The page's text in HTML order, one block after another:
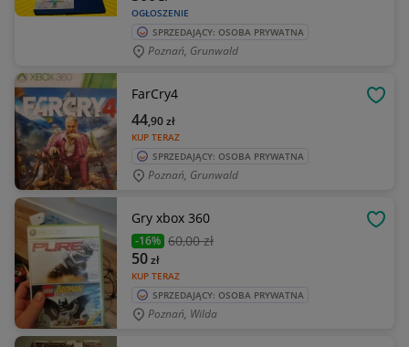
OGŁOSZENIE
SPRZEDAJĄCY: OSOBA PRYWATNA
Poznań, Grunwald
FarCry4
KUP TERAZ
44,90zł
SPRZEDAJĄCY: OSOBA PRYWATNA
Poznań, Grunwald
Gry xbox 360
-16% 60,00 zł
KUP TERAZ
50zł
SPRZEDAJĄCY: OSOBA PRYWATNA
Poznań, Wilda